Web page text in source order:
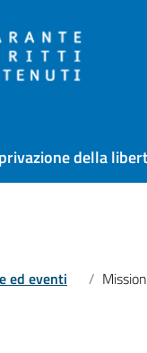
della
ed eventi Missioni possibili: